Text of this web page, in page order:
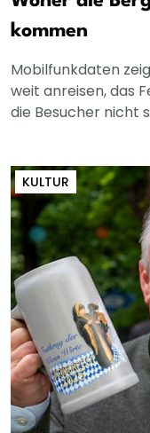
kommen
Mobilfunkdaten
weit anreisen, das
die Besucher nicht
KULTUR